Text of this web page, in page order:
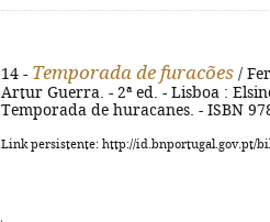
14 - Temporada de furacões /
Artur Guerra. - 2ª ed. - Lisboa :
Temporada de huracanes. - ISBN
Link persistente: http://id.bnportugal.gov.pt/